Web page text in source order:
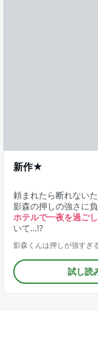
新作★
頼まれたら断れない
影森の押しの強さに
ホテルで一夜を過ご
いて…!?
試し読